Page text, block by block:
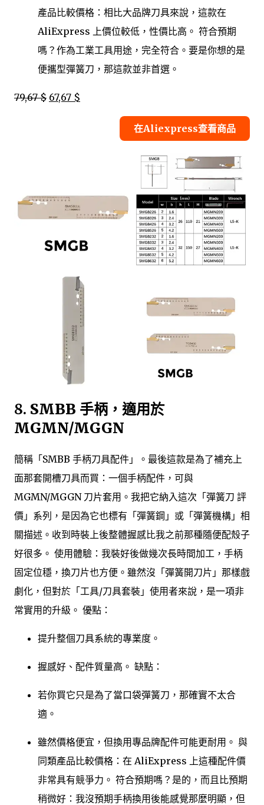
產品比較價格：相比大品牌刀具來說，這款在
AliExpress 上價位較低，性價比高。 符合預期
嗎？作為工業工具用途，完全符合。要是你想的是
便攜型彈簧刀，那這款並非首選。
79,67 $ 67,67 $
在Aliexpress查看商品
8. SMBB 手柄，適用於
MGMN/MGGN
簡稱「SMBB 手柄刀具配件」。最後這款是為了補充上
面那套開槽刀具而買：一個手柄配件，可與
MGMN/MGGN 刀片套用。我把它納入這次「彈簧刀 評
價」系列，是因為它也標有「彈簧鋼」或「彈簧機構」相
關描述。收到時裝上後整體握感比我之前那種隨便配殼子
好很多。 使用體驗：我裝好後做幾次長時間加工，手柄
固定位穩，換刀片也方便。雖然沒「彈簧開刀片」那樣戲
劇化，但對於「工具/刀具套裝」使用者來說，是一項非
常實用的升級。 優點：
提升整個刀具系統的專業度。
握感好、配件質量高。 缺點：
若你買它只是為了當口袋彈簧刀，那確實不太合
適。
雖然價格便宜，但換用專品牌配件可能更耐用。 與
同類產品比較價格：在 AliExpress 上這種配件價
非常具有競爭力。 符合預期嗎？是的，而且比預期
稍微好：我沒預期手柄換用後能感覺那麼明顯，但